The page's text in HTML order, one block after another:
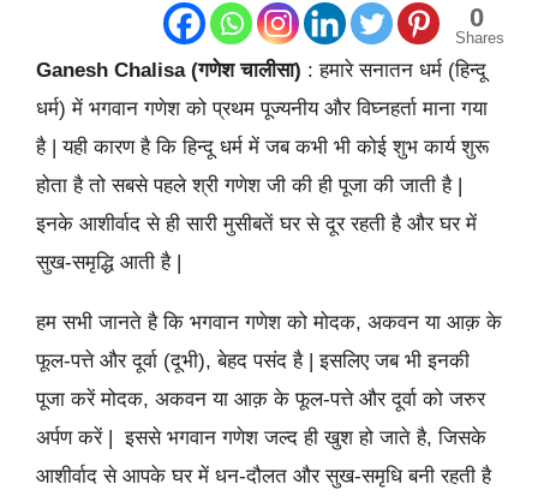
0
Shares
Ganesh Chalisa (गणेश चालीसा) : हमारे सनातन धर्म (हिन्दू
धर्म) में भगवान गणेश को प्रथम पूज्यनीय और विघ्नहर्ता माना गया
है | यही कारण है कि हिन्दू धर्म में जब कभी भी कोई शुभ कार्य शुरू
होता है तो सबसे पहले श्री गणेश जी की ही पूजा की जाती है |
इनके आशीर्वाद से ही सारी मुसीबतें घर से दूर रहती है और घर में
सुख-समृद्धि आती है |
हम सभी जानते है कि भगवान गणेशको मोदक, अकवन या आक़ के
फूल-पत्ते और दूर्वा (दूभी), बेहद पसंद है | इसलिए जब भी इनकी
पूजा करें मोदक, अकवन या आक़ के फूल-पत्ते और दूर्वा को जरुर
अर्पण करें | इससे भगवान गणेश जल्द ही खुश हो जाते है, जिसके
आशीर्वाद से आपके घर में धन-दौलत और सुख-समृधि बनी रहती है